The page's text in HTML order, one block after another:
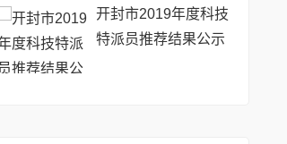
开封市2019年度科技
特派员推荐结果公示